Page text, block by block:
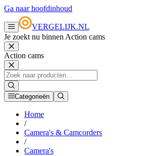
Ga naar hoofdinhoud
VERGELIJK.NL
Je zoekt nu binnen Action cams
Action cams
Categorieën
Home
/
Camera's & Camcorders
/
Camera's